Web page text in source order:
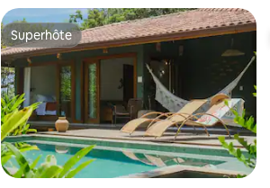
Superhôte
Superhôte